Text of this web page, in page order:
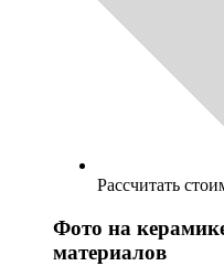
Рассчитать
Фото на
материалов